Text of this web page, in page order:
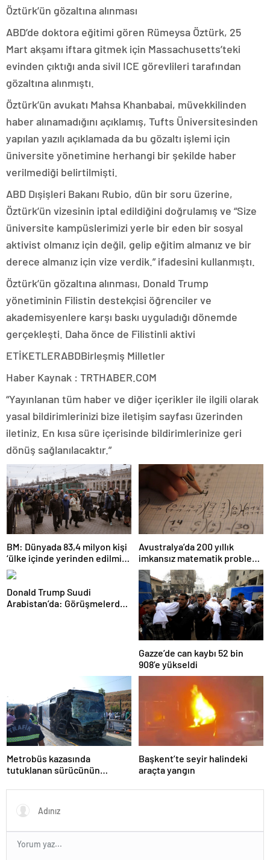
Öztürk’ün gözaltına alınması
ABD’de doktora eğitimi gören Rümeysa Öztürk, 25
Mart akşamı iftara gitmek için Massachusetts’teki
evinden çıktığı anda sivil ICE görevlileri tarafından
gözaltına alınmıştı.
Öztürk’ün avukatı Mahsa Khanbabai, müvekkilinden
haber alınamadığını açıklamış, Tufts Üniversitesinden
yapılan yazılı açıklamada da bu gözaltı işlemi için
üniversite yönetimine herhangi bir şekilde haber
verilmediği belirtilmişti.
ABD Dışişleri Bakanı Rubio, dün bir soru üzerine,
Öztürk’ün vizesinin iptal edildiğini doğrulamış ve “Size
üniversite kampüslerimizi yerle bir eden bir sosyal
aktivist olmanız için değil, gelip eğitim almanız ve bir
derece almanız için vize verdik.” ifadesini kullanmıştı.
Öztürk’ün gözaltına alınması, Donald Trump
yönetiminin Filistin destekçisi öğrenciler ve
akademisyenlere karşı baskı uyguladığı dönemde
gerçekleşti. Daha önce de Filistinli aktivi
ETİKETLERABDBirleşmiş Milletler
Haber Kaynak : TRTHABER.COM
“Yayınlanan tüm haber ve diğer içerikler ile ilgili olarak
yasal bildirimlerinizi bize iletişim sayfası üzerinden
iletiniz. En kısa süre içerisinde bildirimlerinize geri
dönüş sağlanılacaktır.”
BM: Dünyada 83,4 milyon kişi
‘ülke içinde yerinden edilmiş’
olarak yaşıyor
Avustralya’da 200 yıllık
imkansız matematik problemi
çözüldü
Donald Trump Suudi
Arabistan’da: Görüşmelerde
Gazze’de can kaybı 52 bin
908’e yükseldi
Metrobüs kazasında
tutuklanan sürücünün
Başkent’te seyir halindeki
araçta yangın